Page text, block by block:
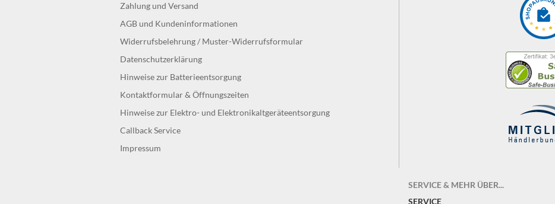
Zahlung und Versand
AGB und Kundeninformationen
Widerrufsbelehrung / Muster-Widerrufsformular
Datenschutzerklärung
Hinweise zur Batterieentsorgung
Kontaktformular & Öffnungszeiten
Hinweise zur Elektro- und Elektronikaltgeräteentsorgung
Callback Service
Impressum
SERVICE & MEHR ÜBER...
SERVICE